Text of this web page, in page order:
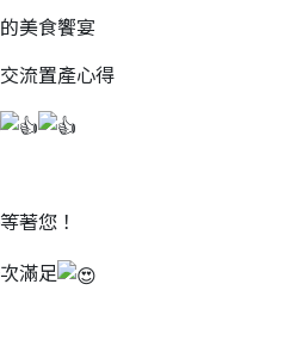
美食饗宴
流置產心得
等著您！
滿足